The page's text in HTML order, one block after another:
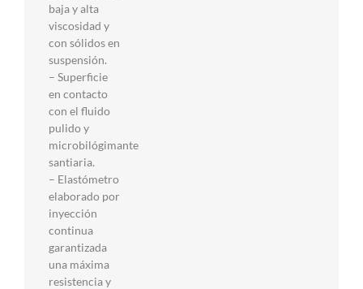
baja y alta
viscosidad y
con sólidos en
suspensión.
– Superficie
en contacto
con el fluido
pulido y
microbilógimante
santiaria.
– Elastómetro
elaborado por
inyección
continua
garantizada
una máxima
resistencia y